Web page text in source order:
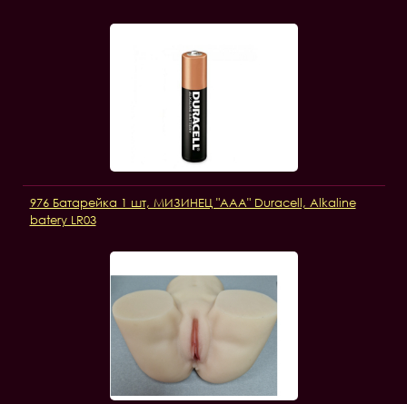
976 Батарейка 1 шт, МИЗИНЕЦ "AAA" Duracell, Alkaline
batery LR03